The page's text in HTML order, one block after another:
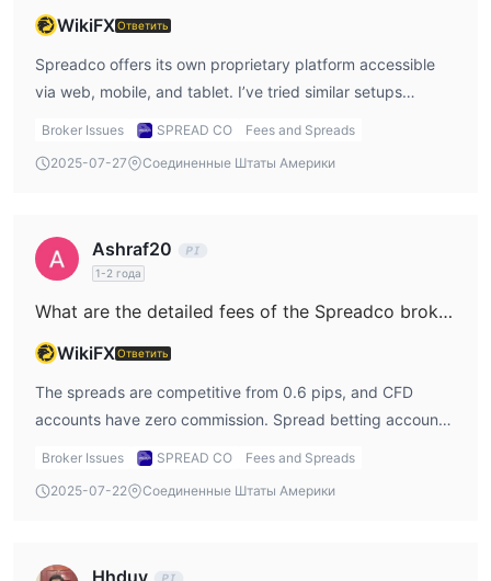
WikiFXОтветить
Spreadco offers its own proprietary platform accessible
via web, mobile, and tablet. I’ve tried similar setups
before, and while it can be convenient, I do miss the
Broker Issues SPREAD CO
Fees and Spreads
2025-07-27
Соединенные Штаты Америки
Ashraf20
1-2 года
What are the detailed fees of the Spreadco broker?
WikiFXОтветить
The spreads are competitive from 0.6 pips, and CFD
accounts have zero commission. Spread betting accounts
also have no commission, but the financing conditions
charges on non-trading activities.
Broker Issues SPREAD CO
Fees and Spreads
2025-07-22
Соединенные Штаты Америки